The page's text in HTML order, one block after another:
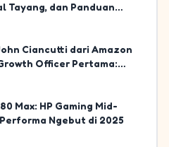
Tayang, dan Panduan
Indonesia
Ciancutti dari Amazon
Officer Pertama:
Menuju 10% Pasar
Max: HP Gaming Mid-
Ngebut di 2025